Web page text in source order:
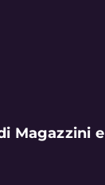
Magazzini e